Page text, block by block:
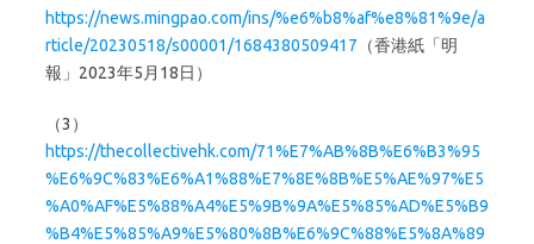
https://news.mingpao.com/ins/%e6%b8%af%e8%81%9e/a
rticle/20230518/s00001/1684380509417 （香港紙「明
報」2023年5月18日）
（3）
https://thecollectivehk.com/71%E7%AB%8B%E6%B3%95
%E6%9C%83%E6%A1%88%E7%8E%8B%E5%AE%97%E5
%A0%AF%E5%88%A4%E5%9B%9A%E5%85%AD%E5%B9
%B4%E5%85%A9%E5%80%8B%E6%9C%88%E5%8A%89